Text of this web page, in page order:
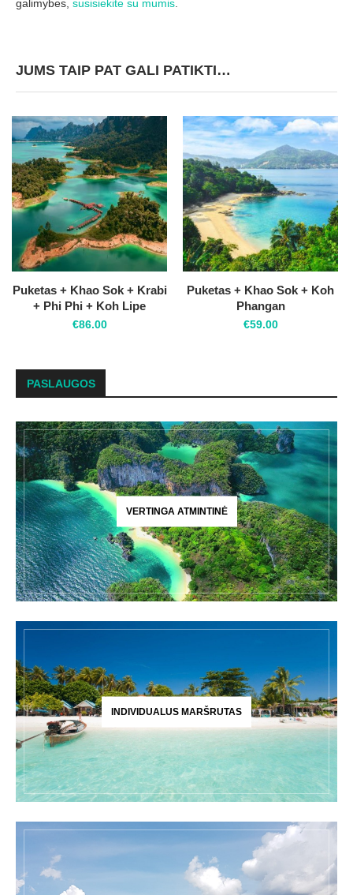
galimybes, susisiekite su mumis
JUMS TAIP PAT GALI PATIKTI…
Puketas + Khao Sok + Krabi
+ Phi Phi + Koh Lipe
€86.00
Puketas + Khao Sok + Koh
Phangan
€59.00
PASLAUGOS
VERTINGA ATMINTINĖ
INDIVIDUALUS MARŠRUTAS